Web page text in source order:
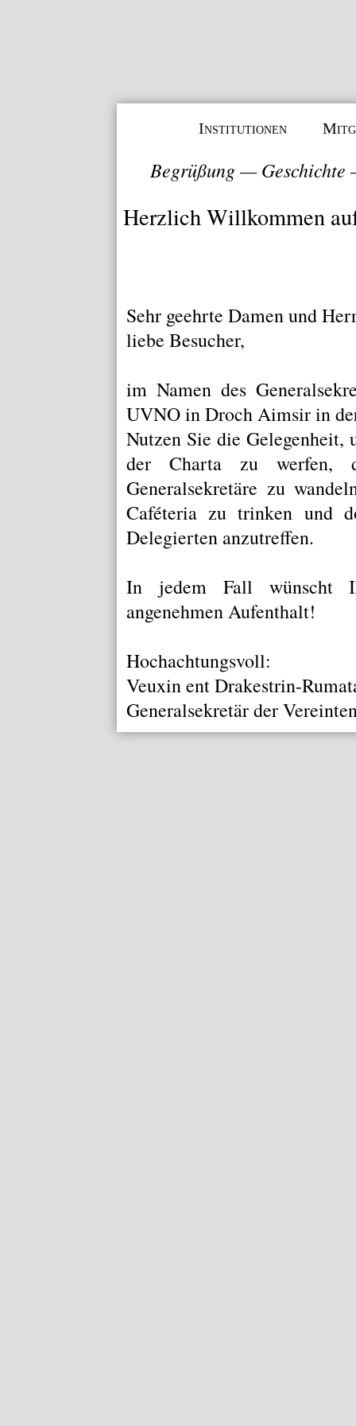
Institutionen
Begrüßung—Geschichte
Herzlich Willkommen
Sehr geehrte Damen und
liebe Besucher,
im Namen des
UVNO in Droch Aimsir in
Nutzen Sie die
der Chartazu werfen,
Generalsekretäre zu
Caféteria zu trinken und
Delegierten anzutreffen.
In jedem Fall wünscht
angenehmen Aufenthalt!
Hochachtungsvoll:
Veuxin ent Drakestrin-
Generalsekretär der